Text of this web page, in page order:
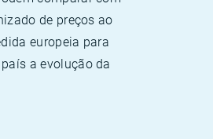
de preços ao
europeia para
a evolução da